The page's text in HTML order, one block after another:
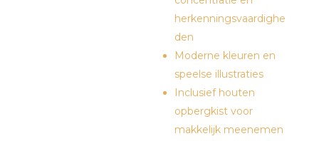
herkenningsvaardighe
den
Moderne kleuren en
speelse illustraties
Inclusief houten
opbergkist voor
makkelijk meenemen